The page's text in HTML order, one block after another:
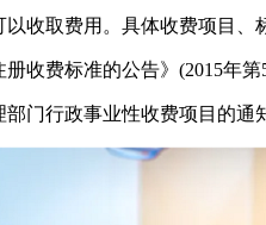
取费用。具体收费项目、
费标准的公告》(2015年第
行政事业性收费项目的通